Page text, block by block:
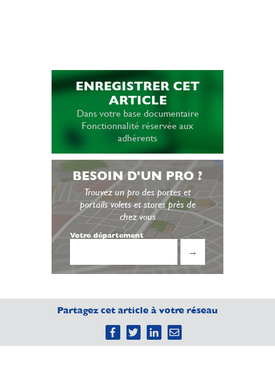
ENREGISTRER CET
ARTICLE
Dans votre base documentaire
Fonctionnalité réservée aux
adhérents
BESOIN D'UN PRO ?
Trouvez un pro des portes et
portails volets et stores près de
chez vous
Votre département
→
Partagez cet article à votre réseau